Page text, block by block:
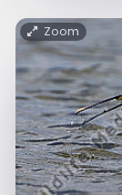
Zoom